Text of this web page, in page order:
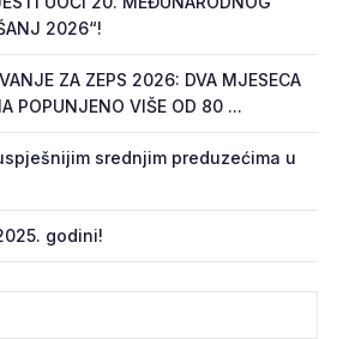
2026“!
ZA ZEPS 2026: DVA MJESECA
POPUNJENO VIŠE OD 80 ...
srednjim preduzećima u
godini!